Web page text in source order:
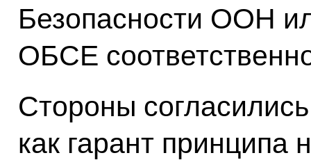
Безопасности ООН
ОБСЕ
Стороны
как гарант